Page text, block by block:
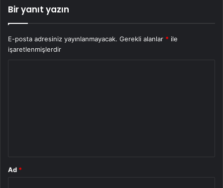
Bir yanıt yazın
E-posta adresiniz yayınlanmayacak. Gerekli alanlar * ile
işaretlenmişlerdir
Ad *